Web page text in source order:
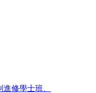
修學士班、